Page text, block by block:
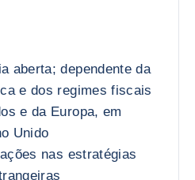
aberta; dependente da
e dos regimes fiscais
e da Europa, em
Unido
nas estratégias